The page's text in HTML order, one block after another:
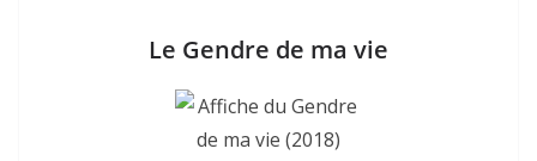
Le Gendre de ma vie